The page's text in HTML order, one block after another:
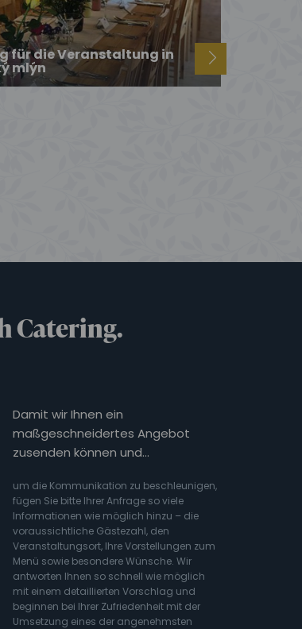
für die Veranstaltung in
mlýn
Catering.
Damit wir Ihnen ein
maßgeschneidertes Angebot
zusenden können und…
um die Kommunikation zu beschleunigen,
fügen Sie bitte Ihrer Anfrage so viele
Informationen wie möglich hinzu – die
voraussichtliche Gästezahl, den
Veranstaltungsort, Ihre Vorstellungen zum
Menü sowie besondere Wünsche. Wir
antworten Ihnen so schnell wie möglich
mit einem detaillierten Vorschlag und
beginnen bei Ihrer Zufriedenheit mit der
Umsetzung eines der angenehmsten